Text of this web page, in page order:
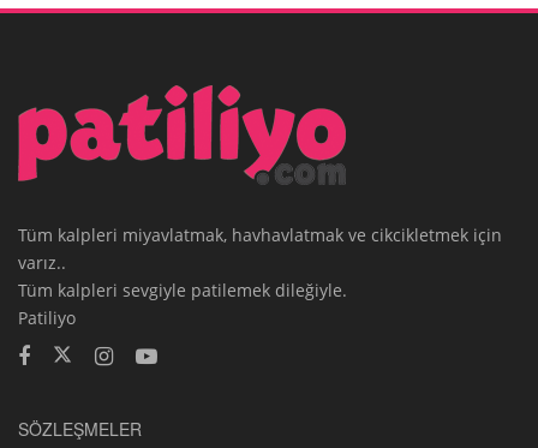
Tüm kalpleri miyavlatmak, havhavlatmak ve cikcikletmek için
varız..
Tüm kalpleri sevgiyle patilemek dileğiyle.
Patiliyo
SÖZLEŞMELER